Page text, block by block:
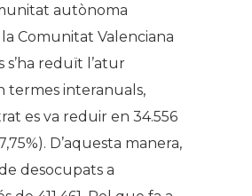
autònoma
Comunitat Valenciana
s’ha reduït l’atur
termes interanuals,
es va reduir en 34.556
D’aquesta manera,
desocupats a